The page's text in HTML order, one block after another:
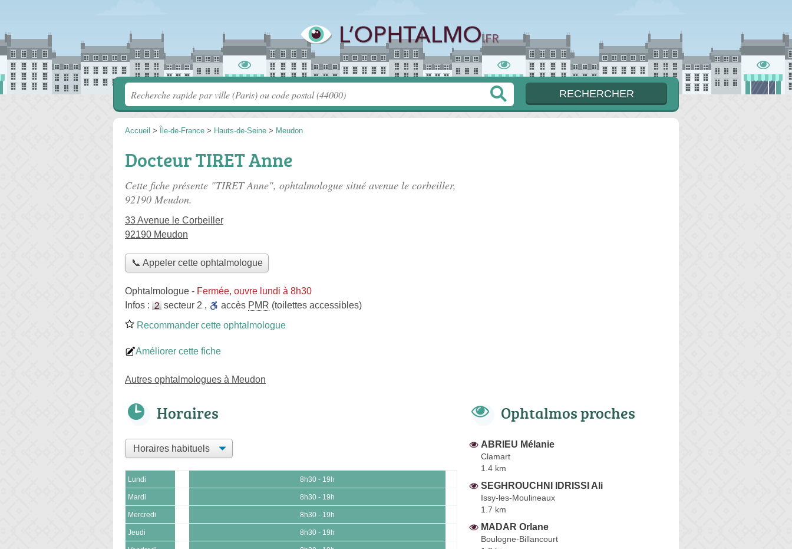
Accueil > Île-de-France > Hauts-de-Seine > Meudon
Docteur TIRET Anne
Cette fiche présente "TIRET Anne", ophtalmologue situé avenue le corbeiller,
92190 Meudon.
33 Avenue le Corbeiller
92190 Meudon
📞 Appeler cette ophtalmologue
Ophtalmologue - Fermée, ouvre lundi à 8h30
Infos :
secteur 2 , accès PMR (toilettes accessibles)
Recommander cette ophtalmologue
Améliorer cette fiche
Autres ophtalmologues à Meudon
Horaires
Lundi 8h30 - 19h
Mardi 8h30 - 19h
Mercredi 8h30 - 19h
Jeudi 8h30 - 19h
Ophtalmos proches
ABRIEU Mélanie
Clamart
1.4 km
SEGHROUCHNI IDRISSI Ali
Issy-les-Moulineaux
1.7 km
MADAR Orlane
Boulogne-Billancourt